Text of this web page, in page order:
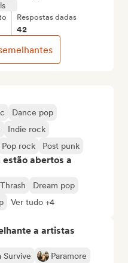
Dance pop
Indie rock
Pop rock Post punk
abertos a
Dream pop
Ver tudo +4
a artistas
Survive
Paramore
Respostas dadas
42